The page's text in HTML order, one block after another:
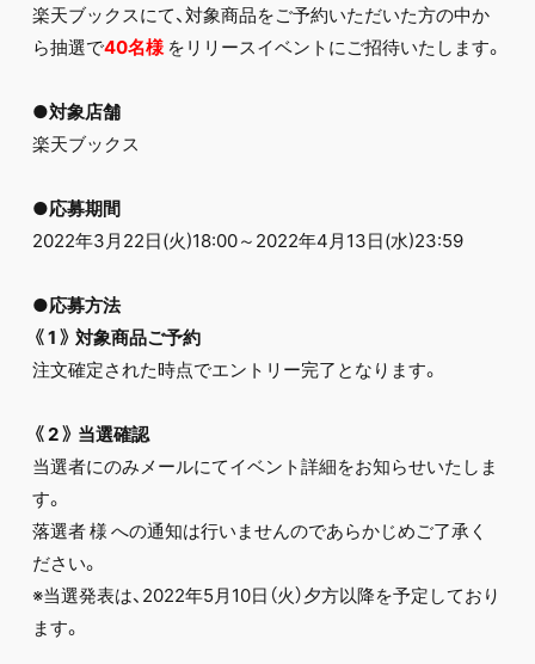
楽天ブックスにて、対象商品をご予約いただいた方の中か
ら抽選で40名様 をリリースイベントにご招待いたします。
●対象店舗
楽天ブックス
●応募期間
2022年3月22日(火)18:00～2022年4月13日(水)23:59
●応募方法
《1》 対象商品ご予約
注文確定された時点でエントリー完了となります。
《2》 当選確認
当選者にのみメールにてイベント詳細をお知らせいたしま
す。
落選者 様 への通知は行いませんのであらかじめご了承く
ださい。
※当選発表は、2022年5月10日（火）夕方以降を予定しており
ます。